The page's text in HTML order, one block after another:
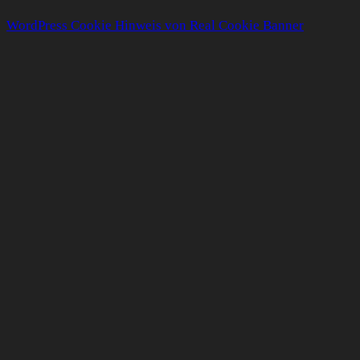
WordPress Cookie Hinweis von Real Cookie Banner